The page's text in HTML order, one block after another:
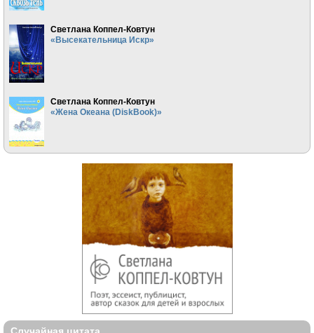
Светлана Коппел-Ковтун
«Высекательница Искр»
Светлана Коппел-Ковтун
«Жена Океана (DiskBook)»